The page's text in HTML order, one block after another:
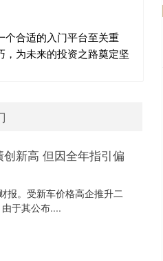
个合适的入门平台至关重
为未来的投资之路奠定坚
新高 但因全年指引偏
报。受新车价格高企推升二
于其公布....